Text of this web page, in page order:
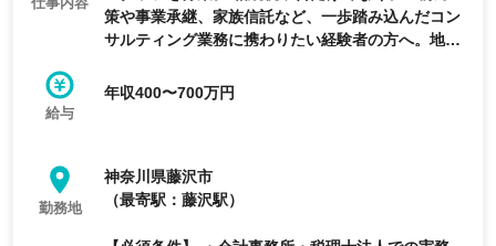
策や事業承継、家族信託など、一歩踏み込んだコン
サルティング業務に携わりたい経験者の方へ。地域
ています。 【仕事内容】 相続税申告書の作成完
ンター運営により、複雑な土地評価や広大地案件な
ど、希少な事例も経験可能。 ・キャリアパス： リ
給与
年収400〜700万円
勤務地
神奈川県藤沢市
（最寄駅：藤沢駅）